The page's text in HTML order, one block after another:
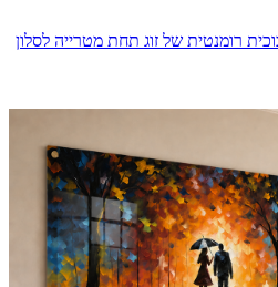
רומנטית של זוג תחת מטרייה לסלון